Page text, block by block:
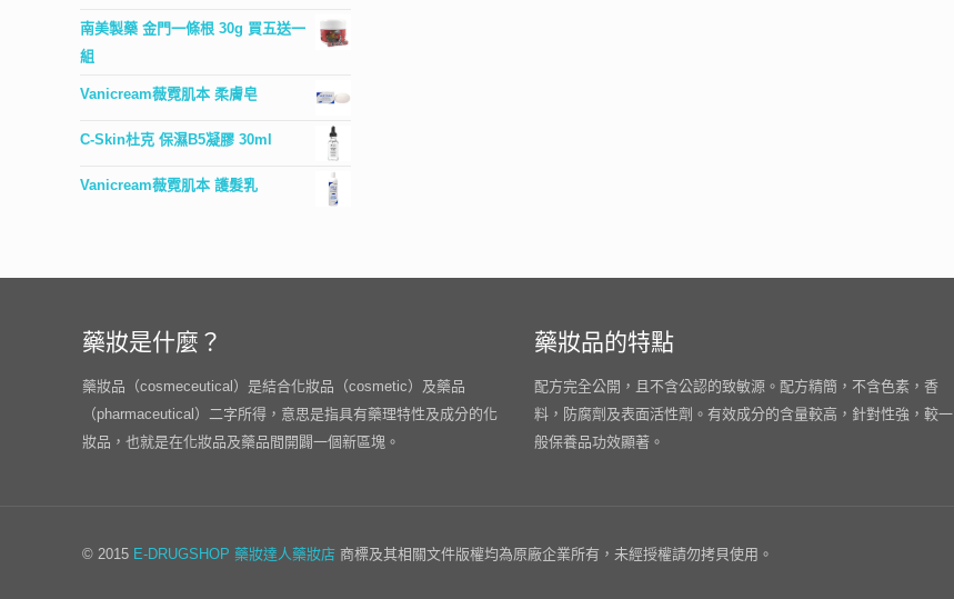
南美製藥 金門一條根 30g 買五送一
組
Vanicream薇霓肌本 柔膚皂
C-Skin杜克 保濕B5凝膠 30ml
Vanicream薇霓肌本 護髮乳
藥妝是什麼？
藥妝品（cosmeceutical）是結合化妝品（cosmetic）及藥品
（pharmaceutical）二字所得，意思是指具有藥理特性及成分的化
妝品，也就是在化妝品及藥品間開闢一個新區塊。
藥妝品的特點
配方完全公開，且不含公認的致敏源。配方精簡，不含色素，香
料，防腐劑及表面活性劑。有效成分的含量較高，針對性強，較一
般保養品功效顯著。
© 2015 E-DRUGSHOP 藥妝達人藥妝店 商標及其相關文件版權均為原廠企業所有，未經授權請勿拷貝使用。